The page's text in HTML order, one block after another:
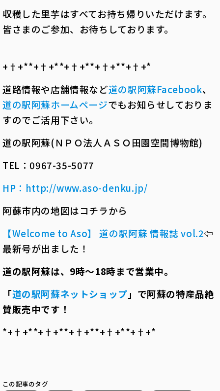
収穫した里芋はすべてお持ち帰りいただけます。
皆さまのご参加、お待ちしております。
+†+*――*+†+*――*+†+*――*+†+*――*+†+*――
道路情報や店舗情報など道の駅阿蘇Facebook、
道の駅阿蘇ホームページでもお知らせしておりま
すのでご活用下さい。
道の駅阿蘇(ＮＰＯ法人ＡＳＯ田園空間博物館)
TEL ：0967-35-5077
HP： http://www.aso-denku.jp/
阿蘇市内の地図はコチラから
【Welcome to Aso】 道の駅阿蘇 情報誌 vol.2⇦
最新号が出ました！
道の駅阿蘇は、 9時～18時まで営業中。
「道の駅阿蘇ネットショップ」で阿蘇の特産品絶
賛販売中です！
*+†+*――*+†+*――*+†+*――*+†+*――*+†+*
この記事のタグ